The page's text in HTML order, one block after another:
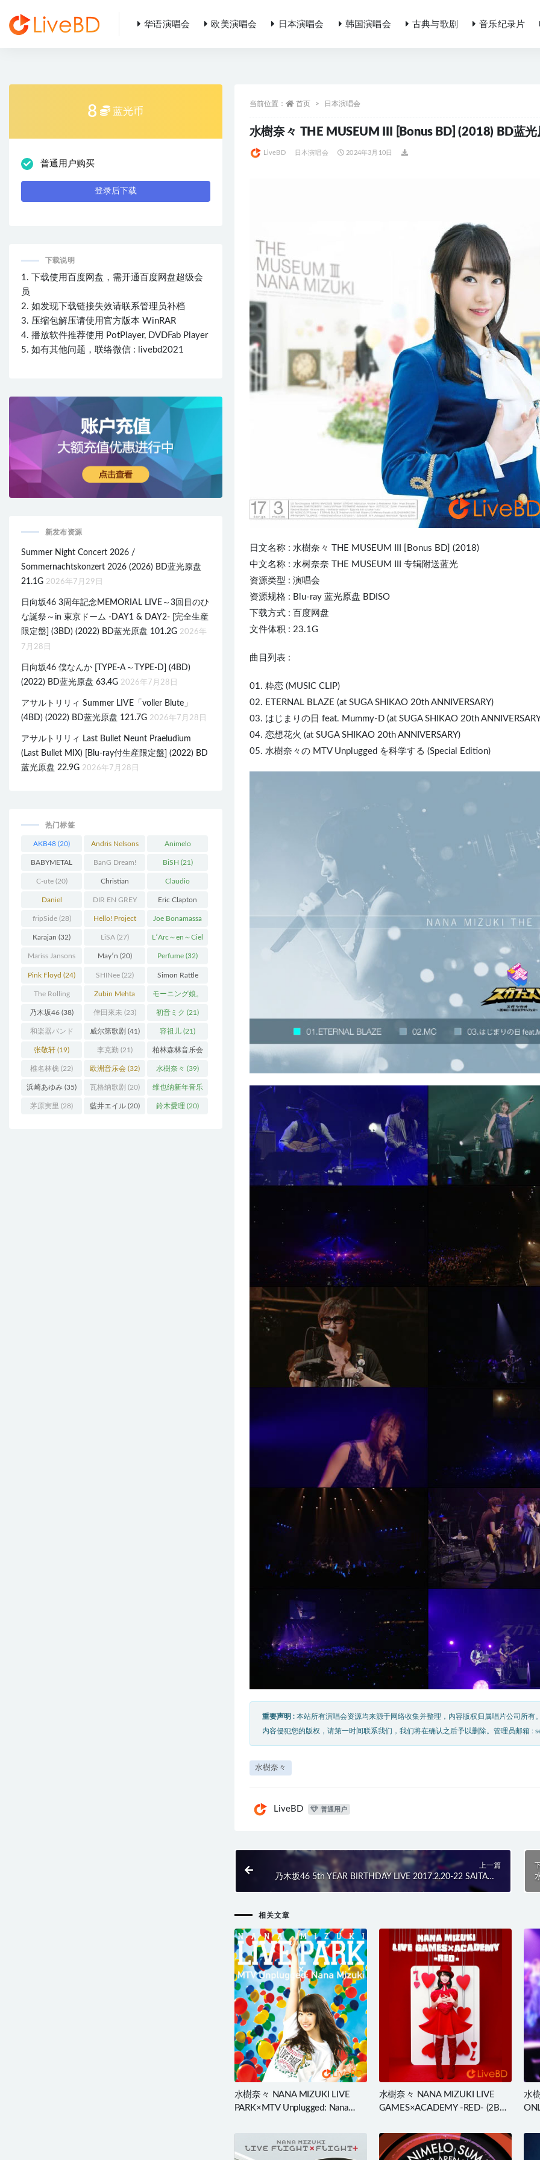
华语演唱会 欧美演唱会 日本演唱会 韩国演唱会 古典与歌剧 音乐纪录片
当前位置： 首页 日本演唱会
水樹奈々 THE MUSEUM III [Bonus BD] (2018) BD蓝
LiveBD 日本演唱会 2024年3月10日
日文名称 : 水樹奈々 THE MUSEUM III [Bonus BD] (2018)
中文名称 : 水树奈奈 THE MUSEUM III 专辑附送蓝光
资源类型 : 演唱会
资源规格 : Blu-ray 蓝光原盘 BDISO
下载方式 : 百度网盘
文件体积 : 23.1G
曲目列表 :
01. 粋恋 (MUSIC CLIP)
02. ETERNAL BLAZE (at SUGA SHIKAO 20th ANN IVE RSARY)
03. はじまりの日 feat. Mummy-D (at SUGA SHIKAO 20th
04. 恋想花火 (at SUGA SHIKAO 20th ANNIVERSARY)
05. 水樹奈々の MTV Unplugged を科学する (Special Edition)
重要声明 : 本站所有演唱会资源均来源于网络收集并整理，内容版权归属唱片公司所
内容侵犯您的版权，请第一时间联系我们，我们将在确认之后予以删除。管理员邮箱 :
水樹奈々
LiveBD 普通用户
上一篇
乃木坂46 5th YEAR BIRTHDAY LIVE 2017.2.20-22 SAITAMA
SUPER ARENA [完全生産限定盤] (4BD) (2018) BD蓝光原盘
相关文章
水樹奈々 NANA MIZUKI LIVE
PARK×MTV Unplugged: Nana
107.9G
水樹奈々 NANA MIZUKI LIVE
GAMES×ACADEMY -RED- (2BD)
水
8 蓝光币
普通用户购买
登录后下载
下载说明
1. 下载使用百度网盘，需开通百度网盘超级会
员
2. 如发现下载链接失效请联系管理员补档
3. 压缩包解压请使用官方版本 WinRAR
4. 播放软件推荐使用 PotPlayer, DVDFab Player
5. 如有其他问题，联络微信 : livebd2021
新发布资源
Summer Night Concert 2026 /
Sommernachtskonzert 2026 (2026) BD蓝光原盘
21.1G 2026年7月29日
日向坂46 3周年記念MEMORIAL LIVE～3回目のひ
な誕祭～in 東京ドーム -DAY1 & DAY2- [完全生産
限定盤] (3BD) (2022) BD蓝光原盘 101.2G 2026年
7月28日
日向坂46 僕なんか [TYPE-A～TYPE-D] (4BD)
(2022) BD蓝光原盘 63.4G 2026年7月28日
アサルトリリィ Summer LIVE「voller Blute」
(4BD) (2022) BD蓝光原盘 121.7G 2026年7月28日
アサルトリリィ Last Bullet Neunt Praeludium
(Last Bullet MIX) [Blu-ray付生産限定盤] (2022) BD
蓝光原盘 22.9G 2026年7月28日
热门标签
AKB48 (20) Andris Nelsons
(22)
Animelo
Summer Live
(34)
BABYMETAL
(22)
BanG Dream!
(48)
BiSH (21)
C-ute(20) Christian
Thielemann(36)
Claudio
Abbado(25)
Daniel
Barenboim(37)
DIR EN GREY
(27)
Eric Clapton
(27)
fripSide(28) Hello! Project
(58)
Joe Bonamassa
(20)
Karajan (32) LiSA(27) L′Arc～en～Ciel
(41)
Mariss Jansons
(25)
May′n (20) Perfume (32)
Pink Floyd (24) SHINee(22) Simon Rattle
(43)
The Rolling
Stones(30)
Zubin Mehta
(19)
モーニング娘。
(27)
乃木坂46 (38) 倖田來未 (23) 初音ミク (21)
和楽器バンド
(25)
威尔第歌剧 (41) 容祖儿 (21)
张敬轩 (19) 李克勤 (21) 柏林森林音乐会
(22)
椎名林檎 (22) 欧洲音乐会(32) 水樹奈々 (39)
浜崎あゆみ (35) 瓦格纳歌剧 (20) 维也纳新年音乐
会(19)
茅原実里 (28) 藍井エイル(20) 鈴木愛理 (20)